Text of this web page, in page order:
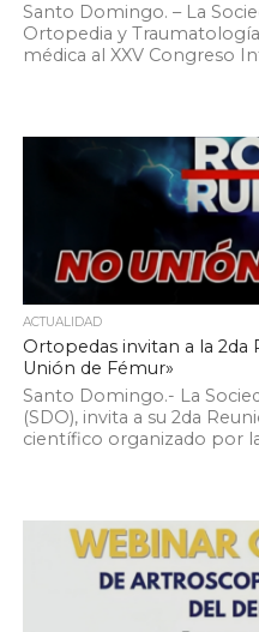
Santo Domingo. – La
Ortopedia y
médica al XXV Congreso
ACTUALIDAD
Ortopedas invitan a la
Unión de Fémur»
Santo Domingo.- La
(SDO), invita a su 2da
científico organizado por